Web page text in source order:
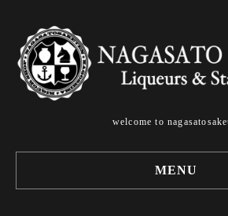
welcome to
MENU